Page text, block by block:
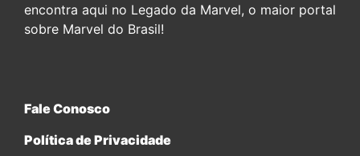
encontra aqui no Legado da Marvel, o maior portal
sobre Marvel do Brasil!
Fale Conosco
Política de Privacidade